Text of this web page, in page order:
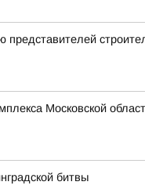
Московской
битвы